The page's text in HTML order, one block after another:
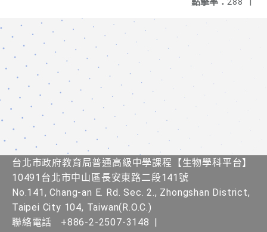
台北市政府教育局普通高級中學課程​【生物學科平台】
10491台北市中山區長安東路二段141號
No.141, Chang-an E. Rd. Sec. 2., Zhongshan District,
Taipei City 104, Taiwan(R.O.C.)
聯絡電話
+886-2-2507-3148 |